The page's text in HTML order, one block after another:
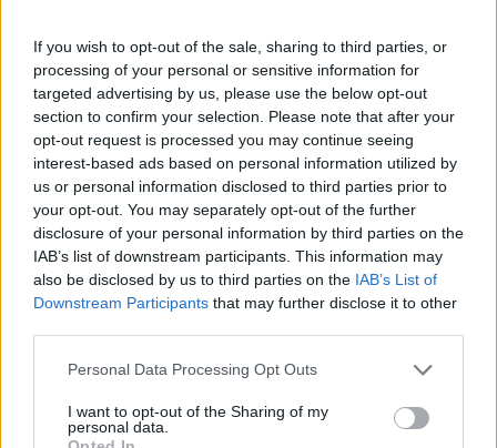
If you wish to opt-out of the sale, sharing to third parties, or
processing of your personal or sensitive information for
targeted advertising by us, please use the below opt-out
section to confirm your selection. Please note that after your
opt-out request is processed you may continue seeing
interest-based ads based on personal information utilized by
us or personal information disclosed to third parties prior to
your opt-out. You may separately opt-out of the further
disclosure of your personal information by third parties on the
IAB’s list of downstream participants. This information may
also be disclosed by us to third parties on the IAB’s List of
Downstream Participants that may further disclose it to other
Personal Data Processing Opt Outs
I want to opt-out of the Sharing of my
personal data.
Zitat von chakiwi:↑
schön geklaut, -dirtydog-
Selbst wenn er es nicht selber geschrieben hat, es trifft
des Pudels Kern.
LG
31 Mai 2015
maribiwa,wisky2170,flora1966und8 anderengefällt dies.
Kenner der Foren